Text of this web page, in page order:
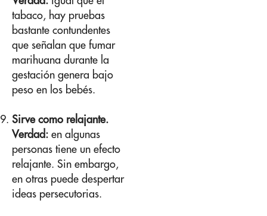
tabaco, hay pruebas
bastante contundentes
que señalan que fumar
marihuana durante la
gestación genera bajo
peso en los bebés.
Sirve como relajante.
Verdad: en algunas
personas tiene un efecto
relajante. Sin embargo,
en otras puede despertar
ideas persecutorias.